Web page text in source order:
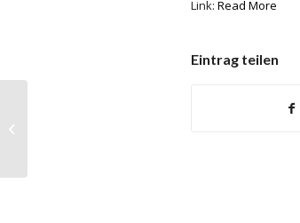
Link: Read More
Eintrag teilen